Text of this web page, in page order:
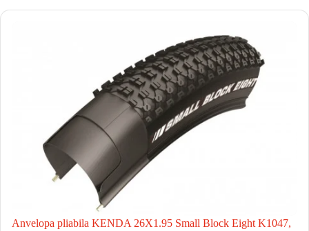
Anvelopa pliabila KENDA 26X1.95 Small Block Eight K1047,